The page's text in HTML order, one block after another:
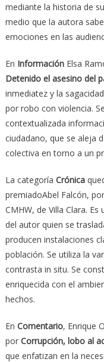
mediante la historia de
medio que la autora
emociones en las
En Información Elsa
Detenido el asesino del
inmediatez y la
por robo con violencia.
contextualizada
ciudadano, que se aleja
colectiva en torno a un
La categoría Crónica
premiadoAbel Falcón, por
CMHW, de Villa Clara.
del autor quien se
producen instalaciones
población. Se utiliza la
contrasta in situ. Se
enriquecida con el
hechos.
En Comentario, Enrique
por Corrupción, lobo al
que enfatizan en la